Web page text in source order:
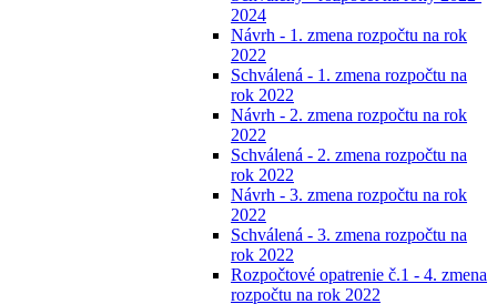
2024
Návrh - 1. zmena rozpočtu na rok
2022
Schválená - 1. zmena rozpočtu na
rok 2022
Návrh - 2. zmena rozpočtu na rok
2022
Schválená - 2. zmena rozpočtu na
rok 2022
Návrh - 3. zmena rozpočtu na rok
2022
Schválená - 3. zmena rozpočtu na
rok 2022
Rozpočtové opatrenie č.1 - 4. zmena
rozpočtu na rok 2022